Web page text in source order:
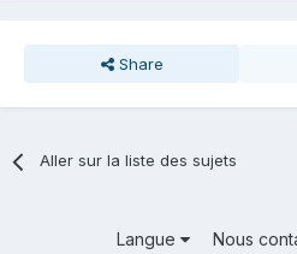
Share
Aller sur la liste des sujets
Langue Nous